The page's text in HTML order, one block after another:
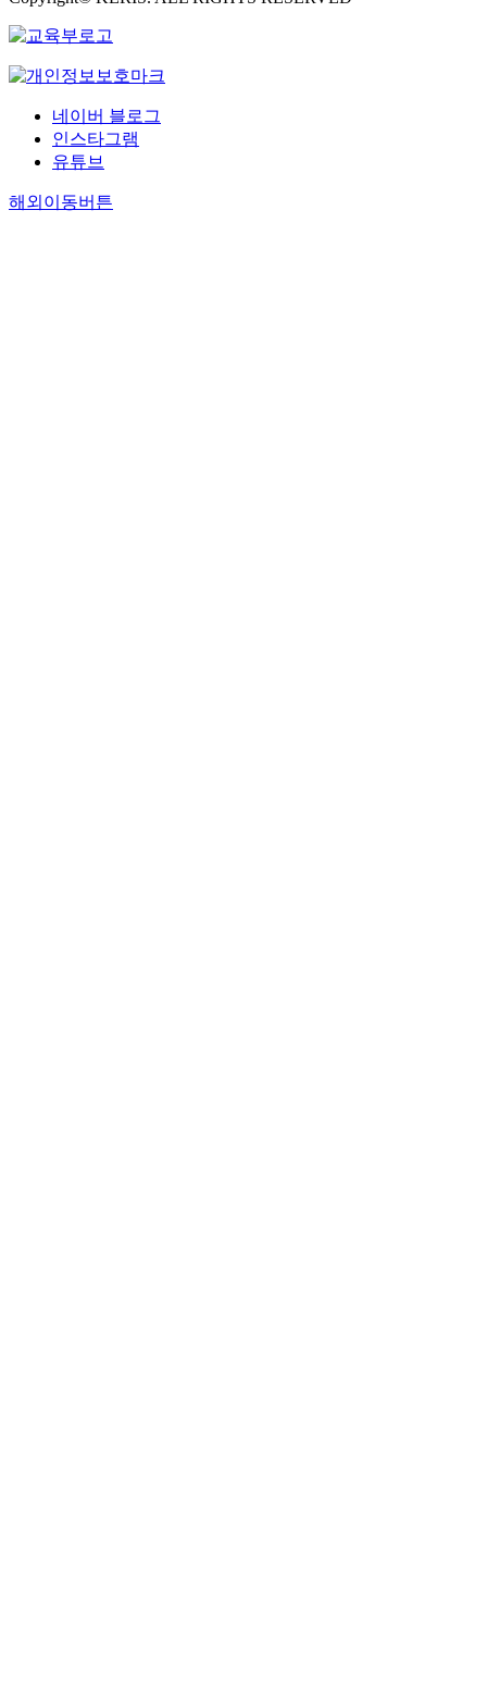
네이버 블로그
인스타그램
유튜브
해외이동버튼